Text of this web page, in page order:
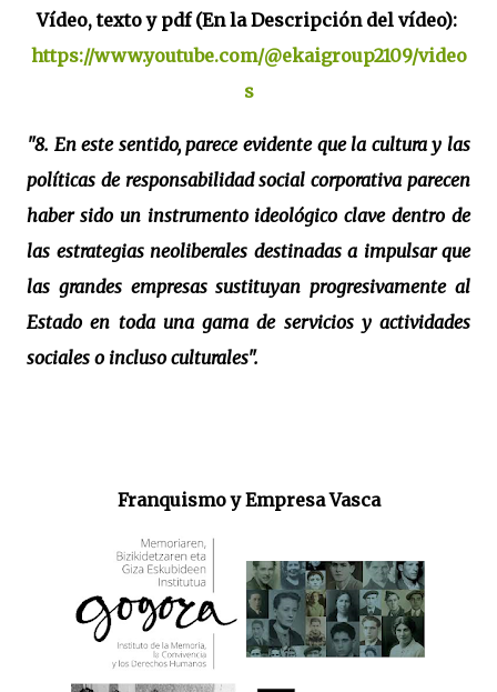
Vídeo, texto y pdf (En la Descripción del vídeo):
https://www.youtube.com/@ekaigroup2109/video
s
"8. En este sentido, parece evidente que la cultura y las
políticas de responsabilidad social corporativa parecen
haber sido un instrumento ideológico clave dentro de
las estrategias neoliberales destinadas a impulsar que
las grandes empresas sustituyan progresivamente al
Estado en toda una gama de servicios y actividades
sociales o incluso culturales".
Franquismo y Empresa Vasca